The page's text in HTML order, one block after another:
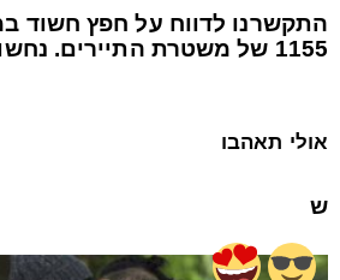
התקשרנו לדווח על חפץ חשוד
1155 של משטרת התיירים. נחשו מה קרה?
אולי תאהבו
ש